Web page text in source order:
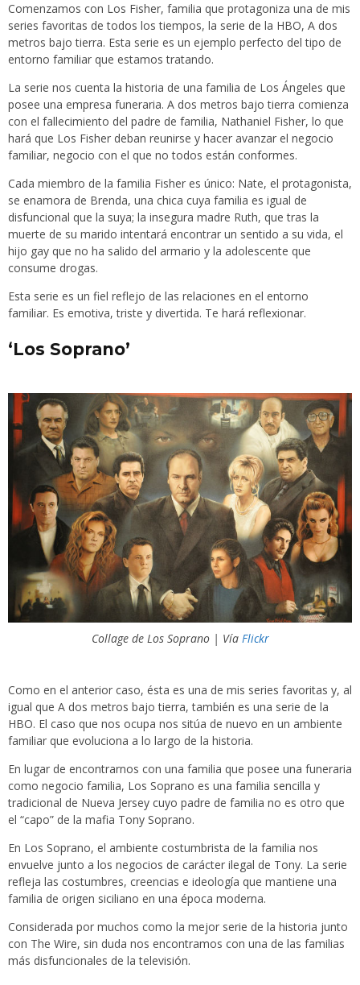
Comenzamos con Los Fisher, familia que protagoniza una de mis
series favoritas de todos los tiempos, la serie de la HBO, A dos
metros bajo tierra. Esta serie es un ejemplo perfecto del tipo de
entorno familiar que estamos tratando.
La serie nos cuenta la historia de una familia de Los Ángeles que
posee una empresa funeraria. A dos metros bajo tierra comienza
con el fallecimiento del padre de familia, Nathaniel Fisher, lo que
hará que Los Fisher deban reunirse y hacer avanzar el negocio
familiar, negocio con el que no todos están conformes.
Cada miembro de la familia Fisher es único: Nate, el protagonista,
se enamora de Brenda, una chica cuya familia es igual de
disfuncional que la suya; la insegura madre Ruth, que tras la
muerte de su marido intentará encontrar un sentido a su vida, el
hijo gay que no ha salido del armario y la adolescente que
consume drogas.
Esta serie es un fiel reflejo de las relaciones en el entorno
familiar. Es emotiva, triste y divertida. Te hará reflexionar.
‘Los Soprano’
Collage de Los Soprano | Vía Flickr
Como en el anterior caso, ésta es una de mis series favoritas y, al
igual que A dos metros bajo tierra, también es una serie de la
HBO. El caso que nos ocupa nos sitúa de nuevo en un ambiente
familiar que evoluciona a lo largo de la historia.
En lugar de encontrarnos con una familia que posee una funeraria
como negocio familia, Los Soprano es una familia sencilla y
tradicional de Nueva Jersey cuyo padre de familia no es otro que
el “capo” de la mafia Tony Soprano.
En Los Soprano, el ambiente costumbrista de la familia nos
envuelve junto a los negocios de carácter ilegal de Tony. La serie
refleja las costumbres, creencias e ideología que mantiene una
familia de origen siciliano en una época moderna.
Considerada por muchos como la mejor serie de la historia junto
con The Wire, sin duda nos encontramos con una de las familias
más disfuncionales de la televisión.